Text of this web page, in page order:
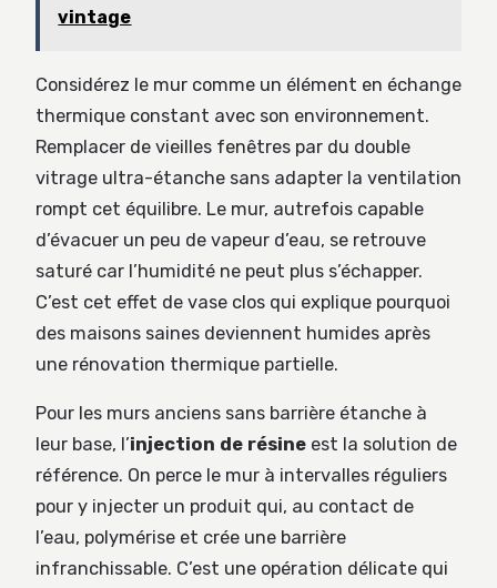
vintage
Considérez le mur comme un élément en échange
thermique constant avec son environnement.
Remplacer de vieilles fenêtres par du double
vitrage ultra-étanche sans adapter la ventilation
rompt cet équilibre. Le mur, autrefois capable
d’évacuer un peu de vapeur d’eau, se retrouve
saturé car l’humidité ne peut plus s’échapper.
C’est cet effet de vase clos qui explique pourquoi
des maisons saines deviennent humides après
une rénovation thermique partielle.
Pour les murs anciens sans barrière étanche à
leur base, l’injection de résine est la solution de
référence. On perce le mur à intervalles réguliers
pour y injecter un produit qui, au contact de
l’eau, polymérise et crée une barrière
infranchissable. C’est une opération délicate qui